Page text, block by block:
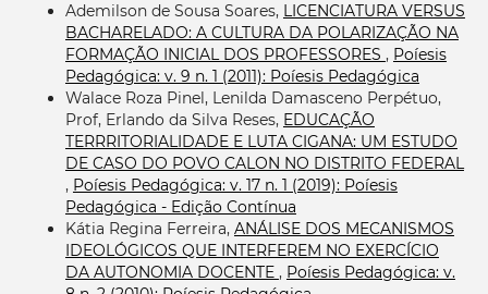
Ademilson de Sousa Soares, LICENCIATURA VERSUS
BACHARELADO: A CULTURA DA POLARIZAÇÃO NA
FORMAÇÃO INICIAL DOS PROFESSORES , Poíesis
Pedagógica: v. 9 n. 1 (2011): Poíesis Pedagógica
Walace Roza Pinel, Lenilda Damasceno Perpétuo,
Prof, Erlando da Silva Reses, EDUCAÇÃO
TERRRITORIALIDADE E LUTA CIGANA: UM ESTUDO
DE CASO DO POVO CALON NO DISTRITO FEDERAL
, Poíesis Pedagógica: v. 17 n. 1 (2019): Poíesis
Pedagógica - Edição Contínua
Kátia Regina Ferreira, ANÁLISE DOS MECANISMOS
IDEOLÓGICOS QUE INTERFEREM NO EXERCÍCIO
DA AUTONOMIA DOCENTE , Poíesis Pedagógica: v.